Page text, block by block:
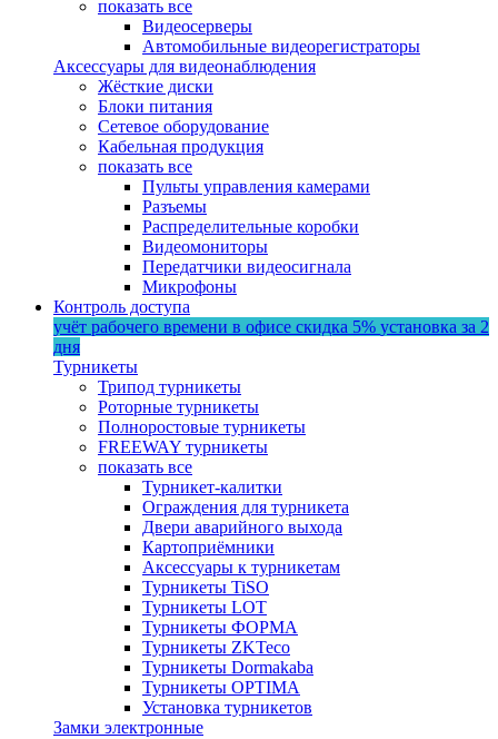
показать все
Видеосерверы
Автомобильные видеорегистраторы
Аксессуары для видеонаблюдения
Жёсткие диски
Блоки питания
Сетевое оборудование
Кабельная продукция
показать все
Пульты управления камерами
Разъемы
Распределительные коробки
Видеомониторы
Передатчики видеосигнала
Микрофоны
Контроль доступа
учёт рабочего времени в офисе скидка 5% установка за 2
дня
Турникеты
Трипод турникеты
Роторные турникеты
Полноростовые турникеты
FREEWAY турникеты
показать все
Турникет-калитки
Ограждения для турникета
Двери аварийного выхода
Картоприёмники
Аксессуары к турникетам
Турникеты TiSO
Турникеты LOT
Турникеты ФОРМА
Турникеты ZKTeco
Турникеты Dormakaba
Турникеты OPTIMA
Установка турникетов
Замки электронные